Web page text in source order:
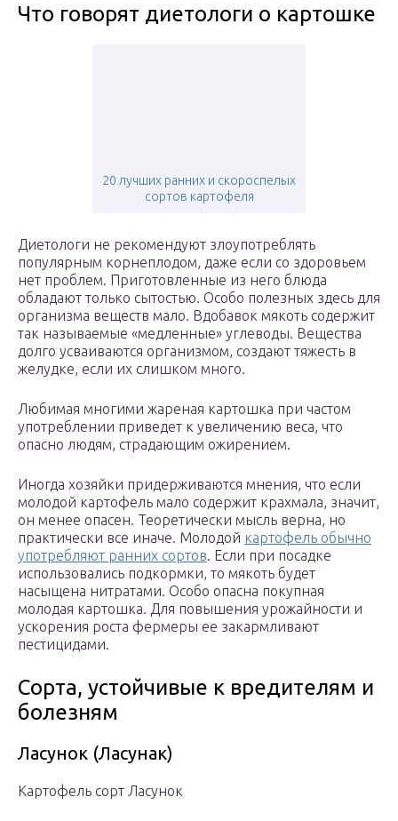
Что говорят диетологи о картошке
20 лучших ранних и скороспелых
сортов картофеля
Диетологи не рекомендуют злоупотреблять
популярным корнеплодом, даже если со здоровьем
нет проблем. Приготовленные из него блюда
обладают только сытостью. Особо полезных здесь для
организма веществ мало. Вдобавок мякоть содержит
так называемые «медленные» углеводы. Вещества
долго усваиваются организмом, создают тяжесть в
желудке, если их слишком много.
Любимая многими жареная картошка при частом
употреблении приведет к увеличению веса, что
опасно людям, страдающим ожирением.
Иногда хозяйки придерживаются мнения, что если
молодой картофель мало содержит крахмала, значит,
он менее опасен. Теоретически мысль верна, но
практически все иначе. Молодой картофель обычно
употребляют ранних сортов. Если при посадке
использовались подкормки, то мякоть будет
насыщена нитратами. Особо опасна покупная
молодая картошка. Для повышения урожайности и
ускорения роста фермеры ее закармливают
пестицидами.
Сорта, устойчивые к вредителям и
болезням
Ласунок (Ласунак)
Картофель сорт Ласунок